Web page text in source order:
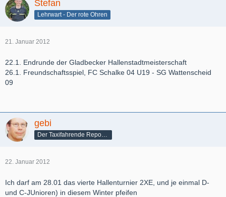
Stefan
Lehrwart - Der rote Ohren
21. Januar 2012
22.1. Endrunde der Gladbecker Hallenstadtmeisterschaft
26.1. Freundschaftsspiel, FC Schalke 04 U19 - SG Wattenscheid
09
gebi
22. Januar 2012
Ich darf am 28.01 das vierte Hallenturnier 2XE, und je einmal D-
und C-JUnioren) in diesem Winter pfeifen